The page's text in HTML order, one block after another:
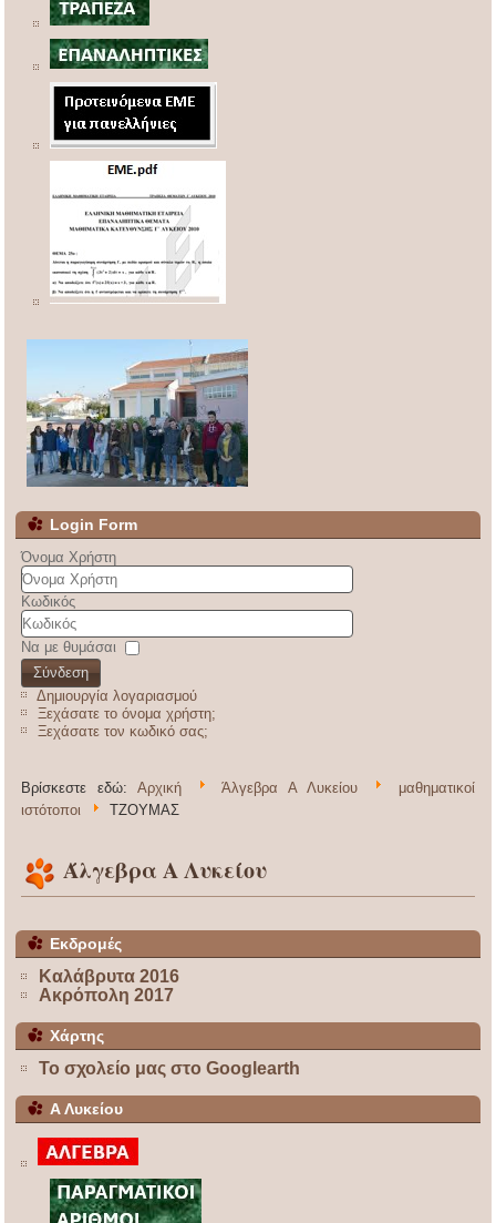
Login Form
Όνομα Χρήστη
Κωδικός
Να με θυμάσαι
Σύνδεση
Δημιουργία λογαριασμού
Ξεχάσατε το όνομα χρήστη;
Ξεχάσατε τον κωδικό σας;
Βρίσκεστε εδώ:Αρχική Άλγεβρα Α Λυκείου
μαθηματικοί
ιστότοποι
ΤΖΟΥΜΑΣ
Άλγεβρα Α Λυκείου
Εκδρομές
Καλάβρυτα 2016
Ακρόπολη 2017
Χάρτης
Το σχολείο μας στο Googlearth
Α Λυκείου